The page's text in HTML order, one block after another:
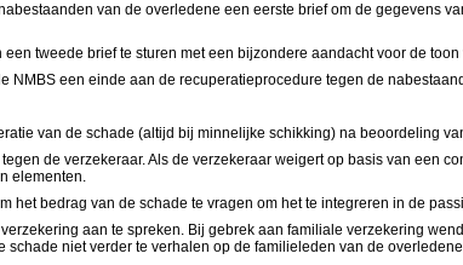
van de overledene een eerste brief om de gegevens
tweede brief te sturen met een bijzondere aandacht voor de
NMBS een einde aan de recuperatieprocedure tegen de
van de schade (altijd bij minnelijke schikking) na beoordeling
de verzekeraar. Als de verzekeraar weigert op basis van een
elementen.
bedrag van de schade te vragen om het te integreren in de
aan te spreken. Bij gebrek aan familiale verzekering
niet verder te verhalen op de familieleden van de